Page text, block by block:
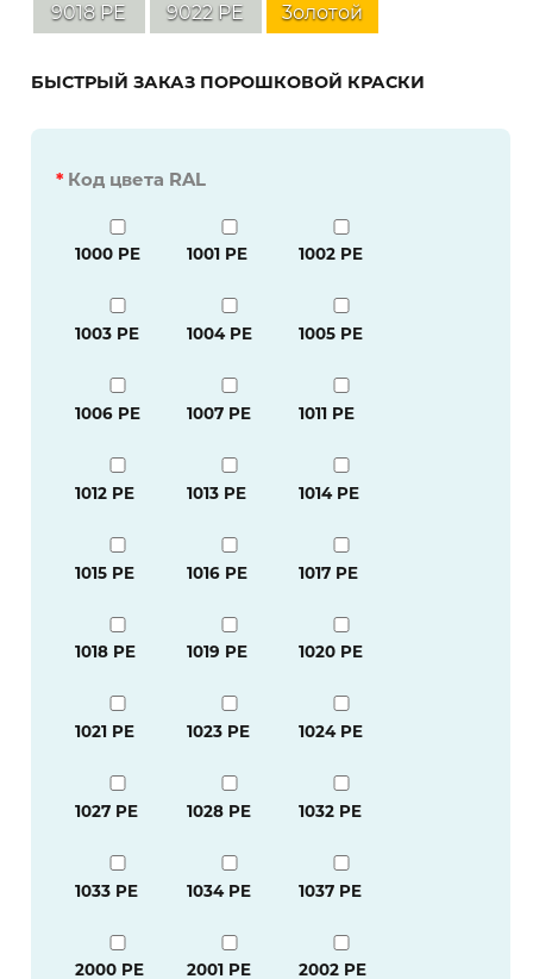
9018 PE
9022 PE 3олотой
БЫСТРЫЙ ЗАКАЗ ПОРОШКОВОЙ КРАСКИ
Код цвета RAL
*
1000 PE 1001 PE 1002 PE
1003 PE 1004 PE 1005 PE
1006 PE 1007 PE 1011 PE
1012 PE 1013 PE 1014 PE
1015 PE 1016 PE 1017 PE
1018 PE 1019 PE 1020 PE
1021 PE 1023 PE 1024 PE
1027 PE 1028 PE 1032 PE
1033 PE 1034 PE 1037 PE
2000 PE 2001 PE 2002 PE